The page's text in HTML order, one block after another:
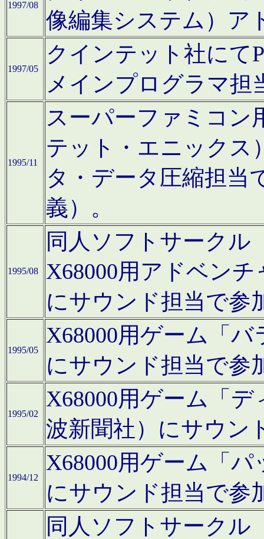
1997/08
像編集システム）ア
1997/05
クインテット社にて
メインプログラマ担
1995/11
スーパーファミコン
テット・エニックス
タ・データ圧縮担当
義）。
1995/08
同人ソフトサークル
X68000用アドベン
にサウンド担当で参
1995/05
X68000用ゲーム「
にサウンド担当で参
1995/02
X68000用ゲーム「
波新聞社）にサウン
1994/12
X68000用ゲーム「
にサウンド担当で参
同人ソフトサークル